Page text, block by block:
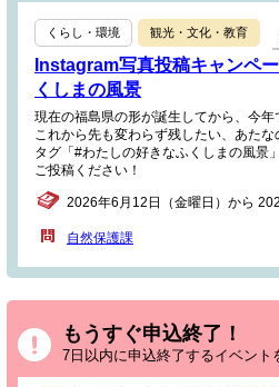
くらし・環境 観光・文化・教育
Instagram写真投稿キャンペ
くしまの風景
現在の福島県の形が誕生してから、今年
これから先も変わらず残したい、あた
タグ「#わたしの好きなふくしまの風景
ご投稿ください！
2026年6月12日（金曜日）から
自然保護課
もうすぐ申込終了！
7日以内に申込終了するイベント